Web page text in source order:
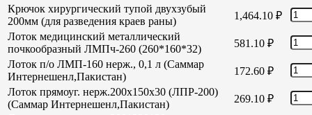
Крючок хирургический тупой двухзубый
200мм (для разведения краев раны)
1,464.10 ₽
Лоток медицинский металлический
почкообразный ЛМПч-260 (260*160*32)
581.10 ₽
Лоток п/о ЛМП-160 нерж., 0,1 л (Саммар
Интернешенл,Пакистан)
172.60 ₽
Лоток прямоуг. нерж.200х150х30 (ЛПР-200)
(Саммар Интернешенл,Пакистан)
269.10 ₽